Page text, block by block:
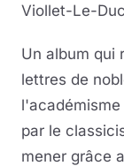
Viollet-Le-
Un album qui
lettres de
par le
mener grâce